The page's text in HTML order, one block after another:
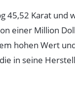
45,52 Karat und
einer Million
hohen Wert
in seine